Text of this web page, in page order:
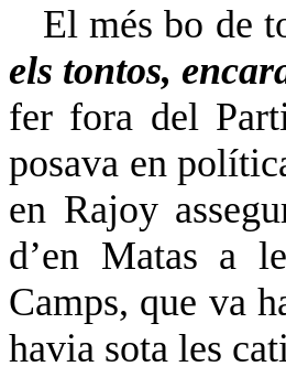
El més bo de
els tontos,
fer fora del
posava en
en Rajoy
d’en Matas a
Camps, que va
havia sota les